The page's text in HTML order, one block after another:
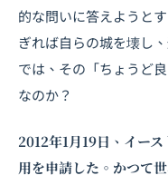
的な問いに答えようと
ぎれば自らの城を壊し
では、その「ちょうど
なのか？
2012年1月19日、イー
用を申請した。かつて